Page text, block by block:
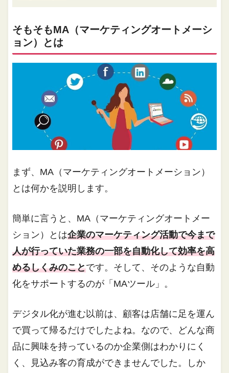
そもそもMA（マーケティングオートメーシ
ョン）とは
まず、MA（マーケティングオートメーション）
とは何かを説明します。
簡単に言うと、MA（マーケティングオートメー
ション）とは企業のマーケティング活動で今まで
人が行っていた業務の一部を自動化して効率を高
めるしくみのことです。そして、そのような自動
化をサポートするのが「MAツール」。
デジタル化が進む以前は、顧客は店舗に足を運ん
で買って帰るだけでしたよね。なので、どんな商
品に興味を持っているのか企業側はわかりにく
く、見込み客の育成ができませんでした。しか